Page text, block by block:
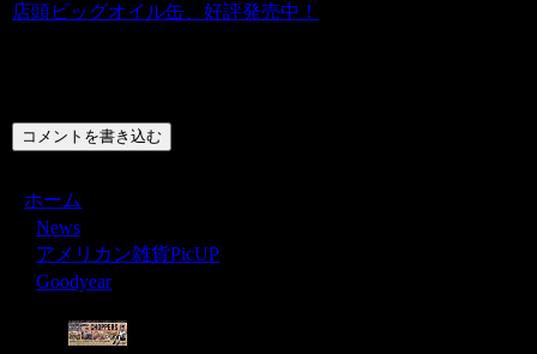
店頭ビッグオイル缶、好評発売中！
コメントを書き込む
ホーム
News
アメリカン雑貨PicUP
Goodyear